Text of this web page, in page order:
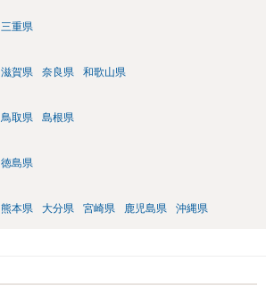
三重県
滋賀県 奈良県 和歌山県
鳥取県 島根県
徳島県
熊本県 大分県 宮崎県 鹿児島県 沖縄県